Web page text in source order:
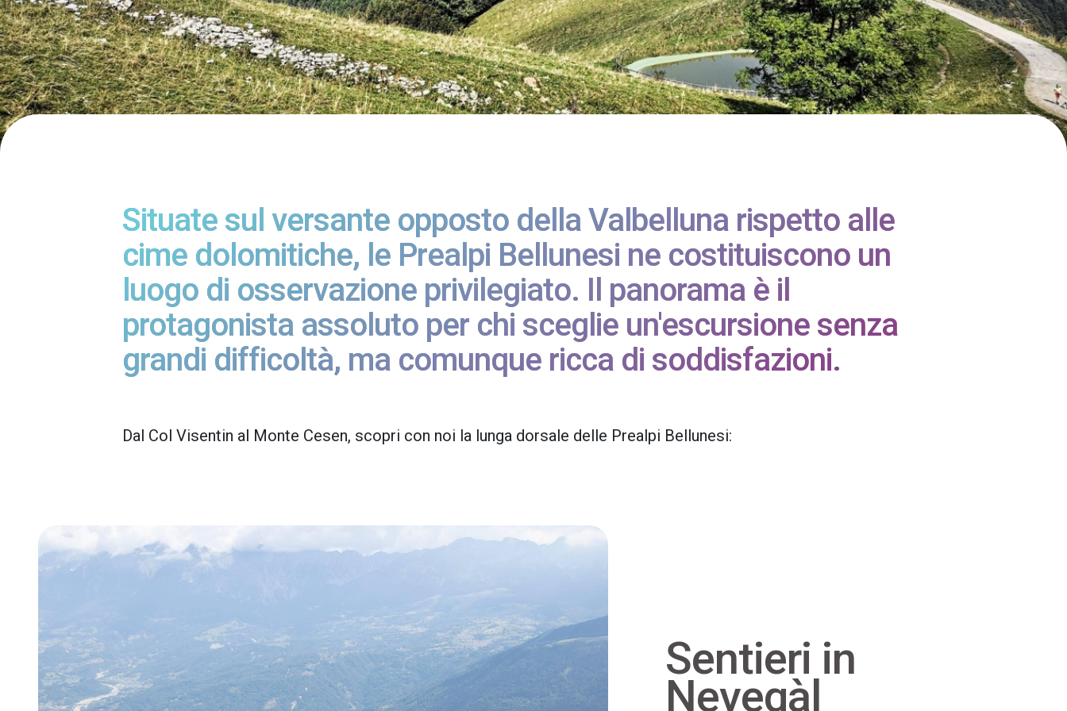
Situate sul versante opposto della Valbelluna rispetto alle
cime dolomitiche, le Prealpi Bellunesi ne costituiscono un
luogo di osservazione privilegiato. Il panorama è il
protagonista assoluto per chi sceglie un'escursione senza
grandi difficoltà, ma comunque ricca di soddisfazioni.
Dal Col Visentin al Monte Cesen, scopri con noi la lunga dorsale delle Prealpi Bellunesi:
Sentieri in
Nevegàl